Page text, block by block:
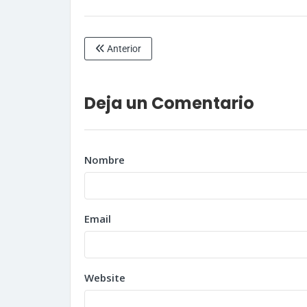
Anterior
Deja un Comentario
Nombre
Email
Website